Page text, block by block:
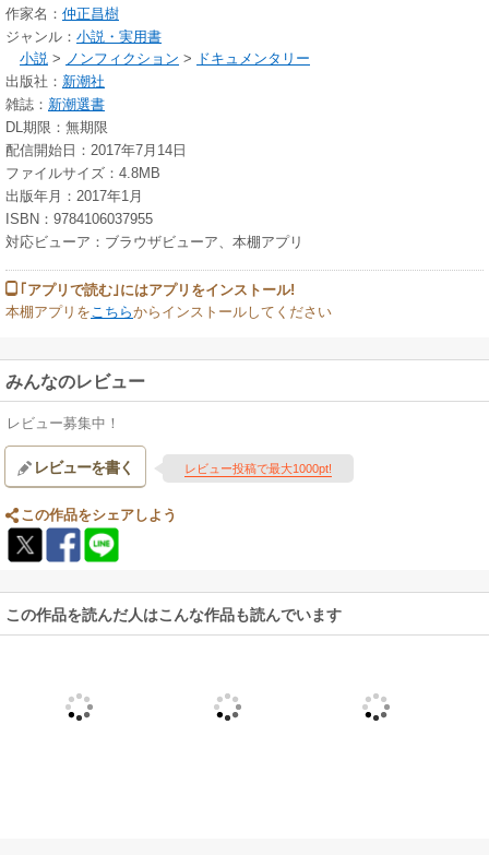
作家名： 仲正昌樹
ジャンル： 小説・実用書
小説 > ノンフィクション > ドキュメンタリー
出版社： 新潮社
雑誌： 新潮選書
DL期限：無期限
配信開始日：2017年7月14日
ファイルサイズ：4.8MB
出版年月：2017年1月
ISBN：9784106037955
対応ビューア：ブラウザビューア、本棚アプリ
｢アプリで読む｣にはアプリをインストール!
本棚アプリを こちらからインストールしてください
みんなのレビュー
レビュー募集中！
レビューを書く レビュー投稿で最大1000pt!
この作品をシェアしよう
この作品を読んだ人はこんな作品も読んでいます